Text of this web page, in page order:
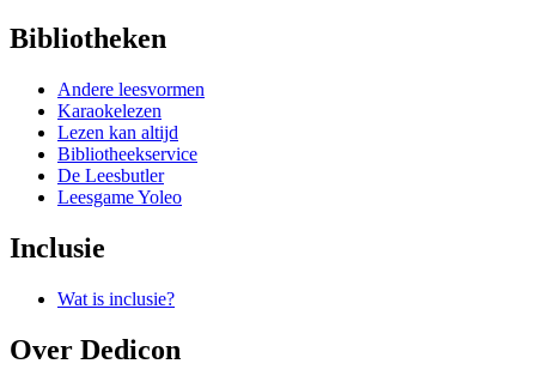
Bibliotheken
Andere leesvormen
Karaokelezen
Lezen kan altijd
Bibliotheekservice
De Leesbutler
Leesgame Yoleo
Inclusie
Wat is inclusie?
Over Dedicon